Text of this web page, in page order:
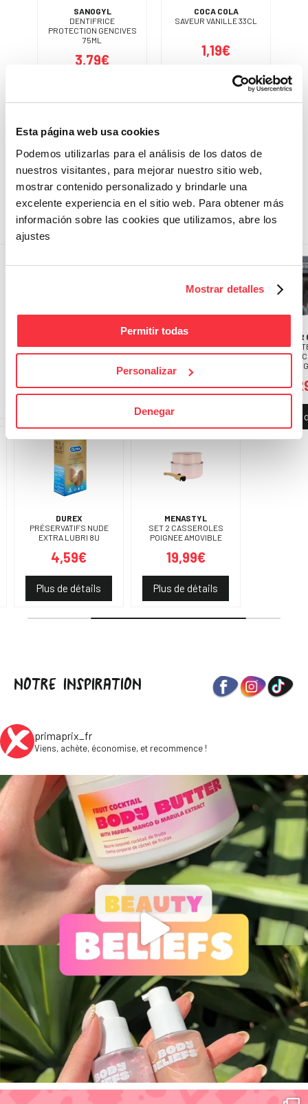
Esta página web usa cookies
Podemos utilizarlas para el análisis de los datos de
nuestros visitantes, para mejorar nuestro sitio web,
mostrar contenido personalizado y brindarle una
excelente experiencia en el sitio web. Para obtener más
información sobre las cookies que utilizamos, abre los
ajustes
Mostrar detalles
Permitir todas
Personalizar
Denegar
SANOGYL
DENTIFRICE
PROTECTION GENCIVES
75ML
3,79€
18%
Plus de détails
COCA COLA
SAVEUR VANILLE 33CL
1,19€
Vous économisez
PLUS DE BONNES AFFAIRES
MUG DE VOYAGE 800ML
Plus de détails
DUREX
PRÉSERVATIFS NUDE
EXTRA LUBRI 8U
4,59€
Plus de détails
QUIKSILVER
LOT DE 2 BOXERS HOMME
11,49€
Plus de détails
MENASTYL
SET 2 CASSEROLES
POIGNEE AMOVIBLE
19,99€
Plus de détails
Plus
NOTRE INSPIRATION
primaprix_fr
Viens, achète, économise, et recommence !